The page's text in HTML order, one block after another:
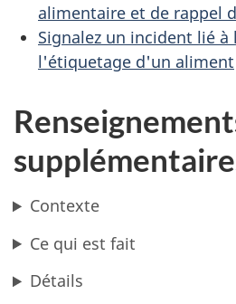
alimentaire et de rappel
Signalez un incident lié
l'étiquetage d'un aliment
Contexte
Ce qui est fait
Détails